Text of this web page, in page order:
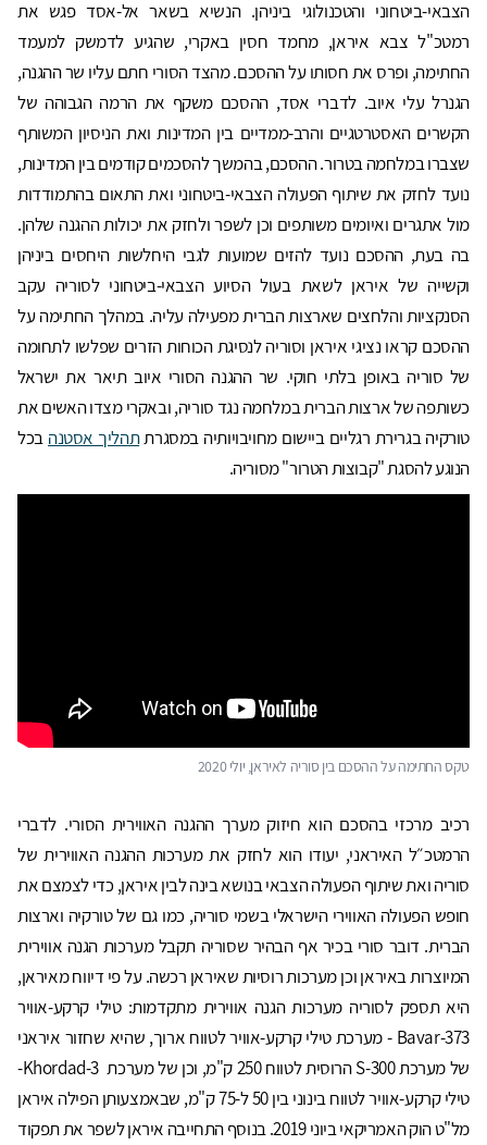
הצבאי-ביטחוני והטכנולוגי ביניהן. הנשיא בשאר אל-אסד פגש את
רמטכ"ל צבא איראן, מחמד חסין באקרי, שהגיע לדמשק למעמד
החתימה, ופרס את חסותו על ההסכם. מהצד הסורי חתם עליו שר ההגנה,
הגנרל עלי איוב. לדברי אסד, ההסכם משקף את הרמה הגבוהה של
הקשרים האסטרטגיים והרב-ממדיים בין המדינות ואת הניסיון המשותף
שצברו במלחמה בטרור. ההסכם, בהמשך להסכמים קודמים בין המדינות,
נועד לחזק את שיתוף הפעולה הצבאי-ביטחוני ואת התאום בהתמודדות
מול אתגרים ואיומים משותפים וכן לשפר ולחזק את יכולות ההגנה שלהן.
בה בעת, ההסכם נועד להזים שמועות לגבי היחלשות היחסים ביניהן
וקשייה של איראן לשאת בעול הסיוע הצבאי-ביטחוני לסוריה עקב
הסנקציות והלחצים שארצות הברית מפעילה עליה. במהלך החתימה על
ההסכם קראו נציגי איראן וסוריה לנסיגת הכוחות הזרים שפלשו לתחומה
של סוריה באופן בלתי חוקי. שר ההגנה הסורי איוב תיאר את ישראל
כשותפה של ארצות הברית במלחמה נגד סוריה, ובאקרי מצדו האשים את
טורקיה בגרירת רגליים ביישום מחויבויותיה במסגרתתהליך אסטנה בכל
הנוגע להסגת "קבוצות הטרור" מסוריה.
טקס החתימה על ההסכם בין סוריה לאיראן, יולי 2020
רכיב מרכזי בהסכם הוא חיזוק מערך ההגנה האווירית הסורי. לדברי
הרמטכ״ל האיראני, יעודו הוא לחזק את מערכות ההגנה האווירית של
סוריה ואת שיתוף הפעולה הצבאי בנושא בינה לבין איראן, כדי לצמצם את
חופש הפעולה האווירי הישראלי בשמי סוריה, כמו גם של טורקיה וארצות
הברית. דובר סורי בכיר אף הבהיר שסוריה תקבל מערכות הגנה אווירית
המיוצרות באיראן וכן מערכות רוסיות שאיראן רכשה. על פי דיווח מאיראן,
היא תספק לסוריה מערכות הגנה אווירית מתקדמות: טילי קרקע-אוויר
Bavar-373 - מערכת טילי קרקע-אוויר לטווח ארוך, שהיא שחזור איראני
של מערכת 300-S הרוסית לטווח 250 ק"מ, וכן של מערכת Khordad-3-
טילי קרקע-אוויר לטווח בינוני בין 50 ל-75 ק"מ, שבאמצעותן הפילה איראן
מל"ט הוק האמריקאי ביוני 2019. בנוסף התחייבה איראן לשפר את תפקוד